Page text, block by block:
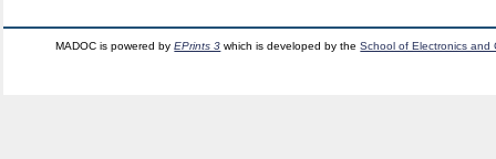
MADOC is powered byEPrints 3 which is developed by theSchool of Electronics and